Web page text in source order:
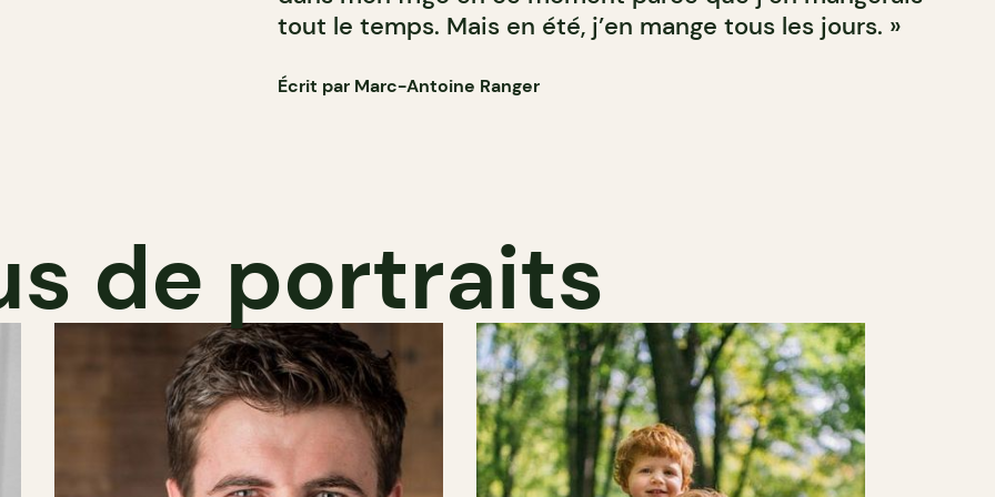
tout le temps. Mais en été, j’en mange tous les jours. »
Écrit par Marc-Antoine Ranger
de portraits